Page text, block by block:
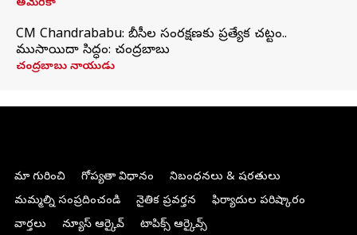
అమెరికా
CM Chandrababu: బీసీల సంరక్షణకు ప్రత్యేక చట్టం..
ముసాయిదా సిద్ధం: చంద్రబాబు
చంద్రబాబు నాయుడు
మా గురించి గోప్యతా విధానం
నిబంధనలు & షరతులు
మమ్మల్ని సంప్రదించండి
నైతిక ప్రవర్తన
ఫిర్యాదుల పరిష్కారం
వార్తలు
న్యూస్ ఆర్కైవ్ టాపిక్స్ ఆర్కైవ్స్